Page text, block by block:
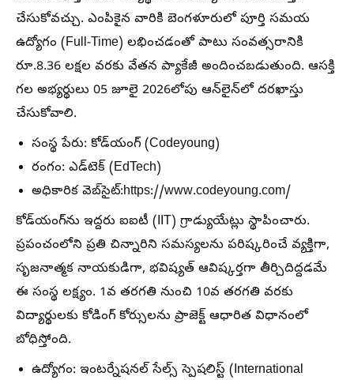
చేసుకోవచ్చు. ఎంపికైన వారికి బెంగళూరులో పూర్తి సమయ
ఉద్యోగం (Full-Time) లభించడంతో పాటు సంవత్సరానికి
రూ.8.36 లక్షల వరకు వేతన ప్యాకేజీ అందించబడుతుంది. ఆసక్తి
గల అభ్యర్థులు 05 జూలై 2026లోపు ఆన్‌లైన్‌లో దరఖాస్తు
చేసుకోవాలి.
సంస్థ పేరు: కోడ్‌యంగ్ (Codeyoung)
రంగం: ఎడ్‌టెక్ (EdTech)
అధికారిక వెబ్‌సైట్:https://www.codeyoung.com/
కోడ్‌యంగ్‌ను ఇద్దరు ఐఐటీ (IIT) గ్రాడ్యుయేట్లు స్థాపించారు.
ప్రపంచంలోని ప్రతి చిన్నారిని సమస్యలను పరిష్కరించే వ్యక్తిగా,
సృజనాత్మక నాయకుడిగా, భవిష్యత్ ఆవిష్కర్తగా తీర్చిదిద్దడమే
ఈ సంస్థ లక్ష్యం. 1వ తరగతి నుంచి 10వ తరగతి వరకు
విద్యార్థులకు కోడింగ్ కోర్సులను ప్రాజెక్ట్ ఆధారిత విధానంలో
బోధిస్తోంది.
ఉద్యోగం: ఇంటర్నేషనల్ సేల్స్ స్పెషలిస్ట్ (International